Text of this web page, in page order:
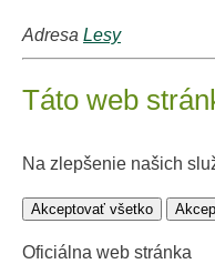
Adresa Lesy
Táto web
Na zlepšenie našich
Akceptovať všetko
Oficiálna web stránka